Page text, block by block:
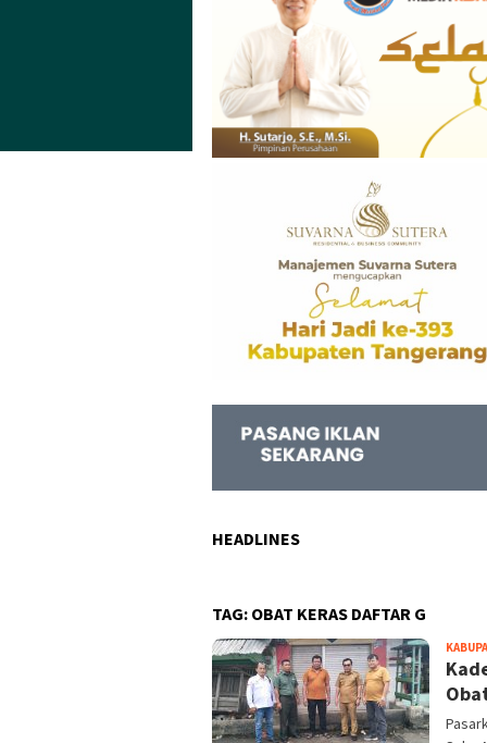
HEADLINES
TAG: OBAT KERAS DAFTAR G